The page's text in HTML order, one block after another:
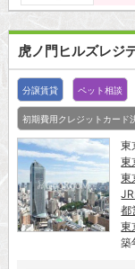
虎ノ門ヒルズレジ
分譲賃貸 ペット相談
初期費用クレジットカード
東
東
東
都
東
築